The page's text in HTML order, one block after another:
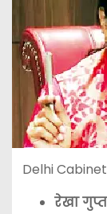
Delhi Cabinet
रेखा